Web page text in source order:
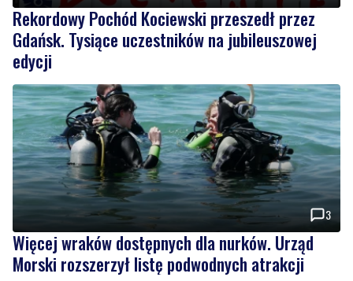
Rekordowy Pochód Kociewski przeszedł przez
Gdańsk. Tysiące uczestników na jubileuszowej
edycji
3
Więcej wraków dostępnych dla nurków. Urząd
Morski rozszerzył listę podwodnych atrakcji